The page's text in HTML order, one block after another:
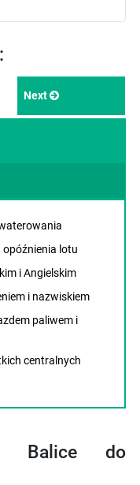
Next
opóźnienia lotu
i Angielskim
i nazwiskiem
paliwem i
centralnych
Balice do